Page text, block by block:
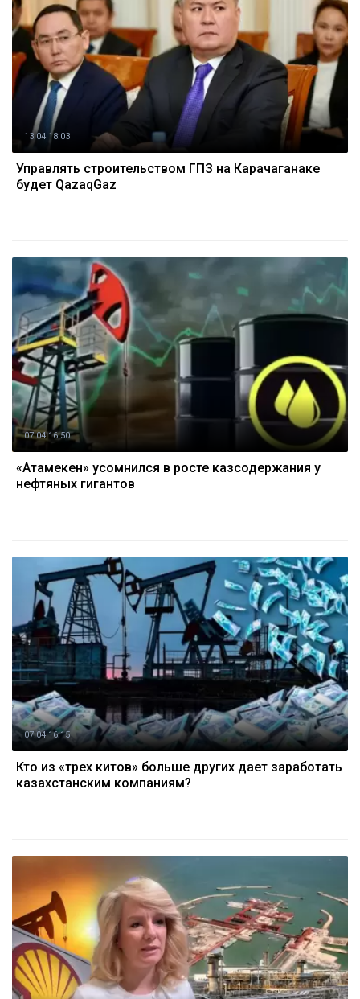
13.04 18:03
Управлять строительством ГПЗ на Карачаганаке
будет QazaqGaz
07.04 16:50
«Атамекен» усомнился в росте казсодержания у
нефтяных гигантов
07.04 16:15
Кто из «трех китов» больше других дает заработать
казахстанским компаниям?